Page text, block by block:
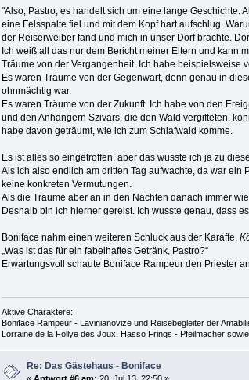
"Also, Pastro, es handelt sich um eine lange Geschichte.
eine Felsspalte fiel und mit dem Kopf hart aufschlug.
der Reiserweiber fand und mich in unser Dorf brachte.
Ich weiß all das nur dem Bericht meiner Eltern und kann
Träume von der Vergangenheit. Ich habe beispielsweise
Es waren Träume von der Gegenwart, denn genau in
ohnmächtig war.
Es waren Träume von der Zukunft. Ich habe von den
und den Anhängern Szivars, die den Wald vergifteten,
habe davon geträumt, wie ich zum Schlafwald komme.
Es ist alles so eingetroffen, aber das wusste ich ja zu
Als ich also endlich am dritten Tag aufwachte, da war
keine konkreten Vermutungen.
Als die Träume aber an in den Nächten danach immer
Deshalb bin ich hierher gereist. Ich wusste genau, dass
Boniface nahm einen weiteren Schluck aus der Karaffe.
„Was ist das für ein fabelhaftes Getränk, Pastro?“
Erwartungsvoll schaute Boniface Rampeur den Priester
Aktive Charaktere:
Boniface Rampeur - Lavinianovize und Reisebegleiter der
Lorraine de la Follye des Joux, Hasso Frings - Pfeilmacher
Re: Das Gästehaus - Boniface